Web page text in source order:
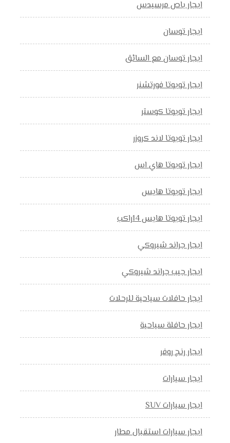
ايجار باص مرسيدس
ايجار توسان
ايجار توسان مع السائق
ايجار تويوتا فورتشنر
ايجار تويوتا كوستر
ايجار تويوتا لاند كروزر
ايجار تويوتا هاي اس
ايجار تويوتا هايس
ايجار تويوتا هايس 14راكب
ايجار جراند شيروكي
ايجار جيب جراند شيروكي
ايجار حافلات سياحية للرحلات
ايجار حافلة سياحية
ايجار رنج روفر
ايجار سيارات
ايجار سيارات SUV
ايجار سيارات استقبال مطار